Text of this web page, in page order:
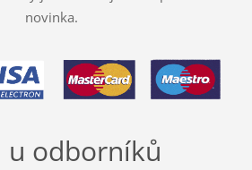
novinka.
odborníků